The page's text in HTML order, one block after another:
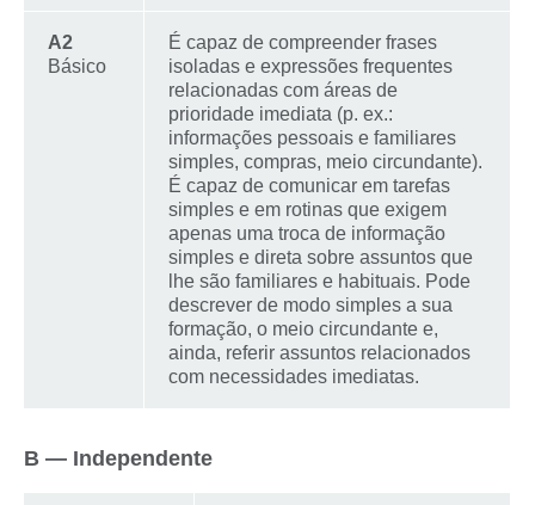
A2
Básico
É capaz de compreender frases
isoladas e expressões frequentes
relacionadas com áreas de
prioridade imediata (p. ex.:
informações pessoais e familiares
simples, compras, meio circundante).
É capaz de comunicar em tarefas
simples e em rotinas que exigem
apenas uma troca de informação
simples e direta sobre assuntos que
lhe são familiares e habituais. Pode
descrever de modo simples a sua
formação, o meio circundante e,
ainda, referir assuntos relacionados
com necessidades imediatas.
B — Independente